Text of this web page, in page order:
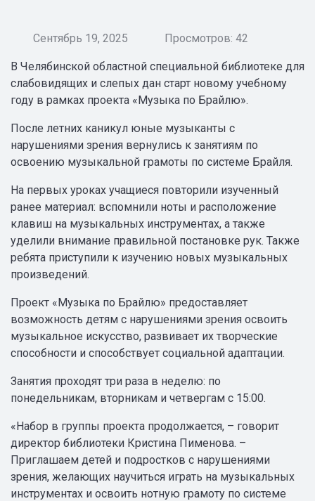
Сентябрь 19, 2025 Просмотров: 42
В Челябинской областной специальной библиотеке для
слабовидящих и слепых дан старт новому учебному
году в рамках проекта «Музыка по Брайлю».
После летних каникул юные музыканты с
нарушениями зрения вернулись к занятиям по
освоению музыкальной грамоты по системе Брайля.
На первых уроках учащиеся повторили изученный
ранее материал: вспомнили ноты и расположение
клавиш на музыкальных инструментах, а также
уделили внимание правильной постановке рук. Также
ребята приступили к изучению новых музыкальных
произведений.
Проект «Музыка по Брайлю» предоставляет
возможность детям с нарушениями зрения освоить
музыкальное искусство, развивает их творческие
способности и способствует социальной адаптации.
Занятия проходят три раза в неделю: по
понедельникам, вторникам и четвергам с 15:00.
«Набор в группы проекта продолжается, – говорит
директор библиотеки Кристина Пименова. –
Приглашаем детей и подростков с нарушениями
зрения, желающих научиться играть на музыкальных
инструментах и освоить нотную грамоту по системе